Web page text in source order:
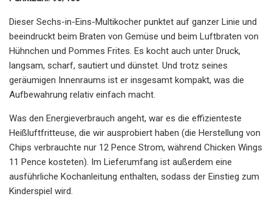
Dieser Sechs-in-Eins-Multikocher punktet auf ganzer Linie und
beeindruckt beim Braten von Gemüse und beim Luftbraten von
Hühnchen und Pommes Frites. Es kocht auch unter Druck,
langsam, scharf, sautiert und dünstet. Und trotz seines
geräumigen Innenraums ist er insgesamt kompakt, was die
Aufbewahrung relativ einfach macht.
Was den Energieverbrauch angeht, war es die effizienteste
Heißluftfritteuse, die wir ausprobiert haben (die Herstellung von
Chips verbrauchte nur 12 Pence Strom, während Chicken Wings
11 Pence kosteten). Im Lieferumfang ist außerdem eine
ausführliche Kochanleitung enthalten, sodass der Einstieg zum
Kinderspiel wird.